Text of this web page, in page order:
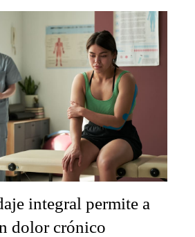
integral permite a
dolor crónico